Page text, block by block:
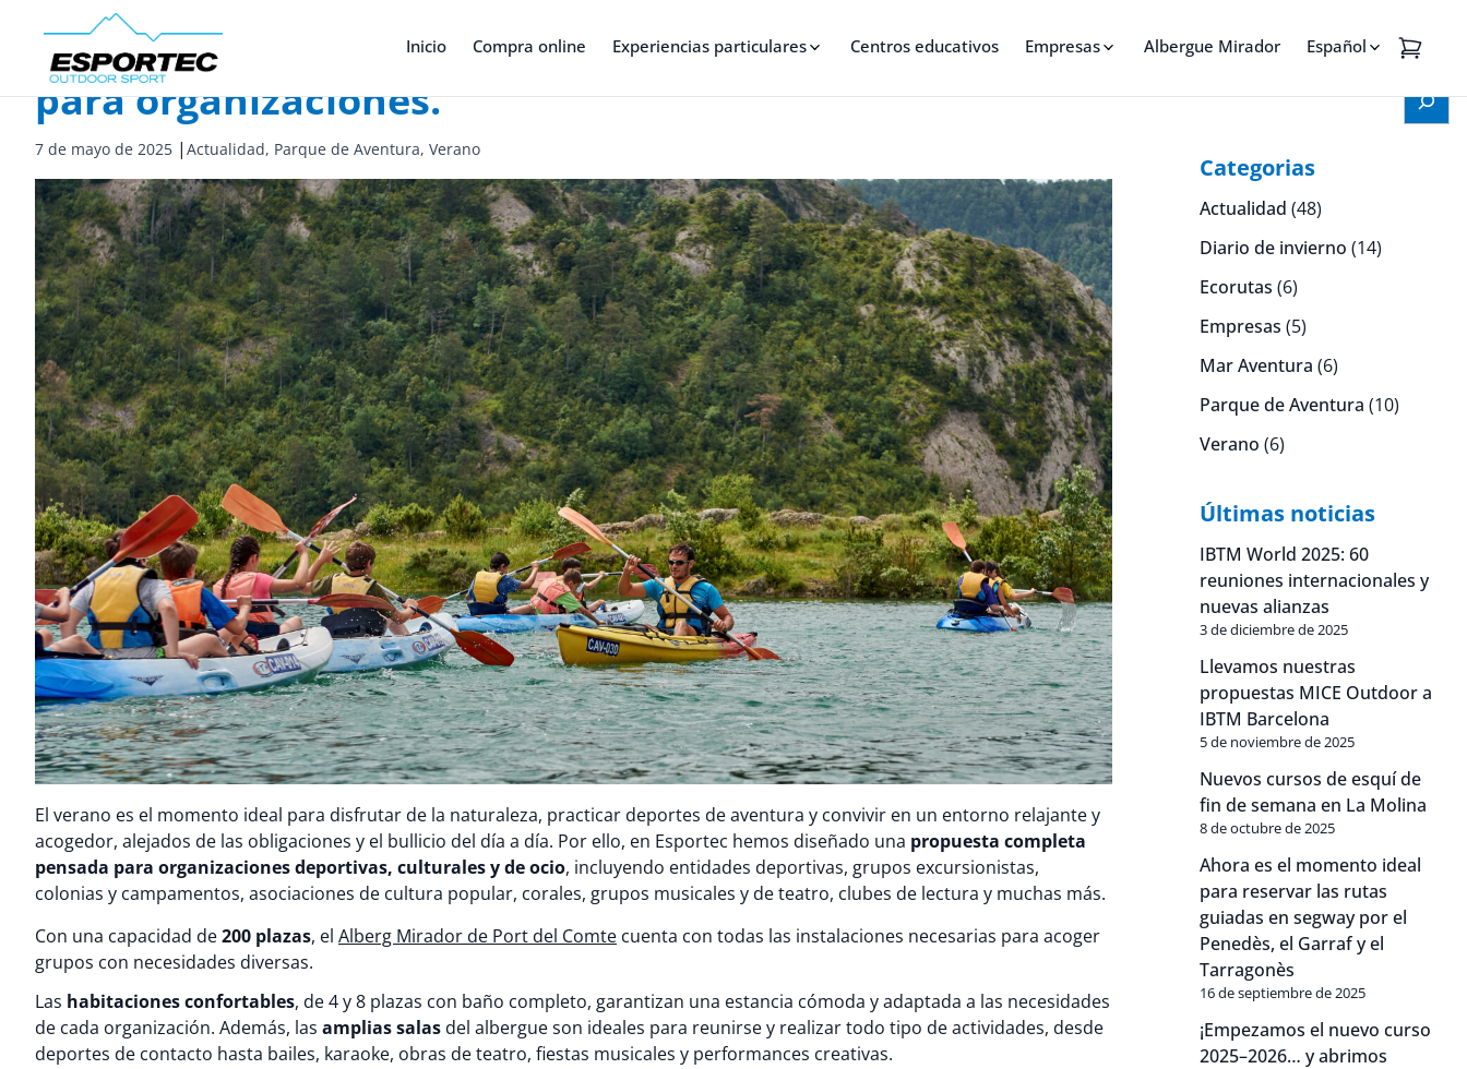
Inicio Compra online Experiencias particulares Centros educativos Empresas Albergue Mirador Español
Actividades y estancias de verano en Port del Comte
para organizaciones.
7 de mayo de 2025 | Actualidad, Parque de Aventura, Verano
El verano es el momento ideal para disfrutar de la naturaleza, practicar deportes de aventura y convivir en un entorno relajante y
acogedor, alejados de las obligaciones y el bullicio del día a día. Por ello, en Esportec hemos diseñado una propuesta completa
pensada para organizaciones deportivas, culturales y de ocio, incluyendo entidades deportivas, grupos excursionistas,
colonias y campamentos, asociaciones de cultura popular, corales, grupos musicales y de teatro, clubes de lectura y muchas más.
Con una capacidad de200 plazas, el Alberg Mirador de Port del Comte cuenta con todas las instalaciones necesarias para acoger
grupos con necesidades diversas.
Las habitaciones confortables, de 4 y 8 plazas con baño completo, garantizan una estancia cómoda y adaptada a las necesidades
de cada organización. Además, las amplias salas del albergue son ideales para reunirse y realizar todo tipo de actividades, desde
deportes de contacto hasta bailes, karaoke, obras de teatro, fiestas musicales y performances creativas.
Cerca
Categorias
Actualidad (48)
Diario de invierno (14)
Ecorutas (6)
Empresas (5)
Mar Aventura (6)
Parque de Aventura (10)
Verano (6)
Últimas noticias
IBTM World 2025: 60
reuniones internacionales y
nuevas alianzas
3 de diciembre de 2025
Llevamos nuestras
propuestas MICE Outdoor a
IBTM Barcelona
5 de noviembre de 2025
Nuevos cursos de esquí de
fin de semana en La Molina
8 de octubre de 2025
Ahora es el momento ideal
para reservar las rutas
guiadas en segway por el
Penedès, el Garraf y el
Tarragonès
16 de septiembre de 2025
¡Empezamos el nuevo curso
2025–2026… y abrimos